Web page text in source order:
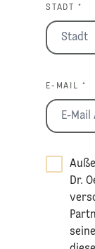
STADT *
E-MAIL *
Dr.